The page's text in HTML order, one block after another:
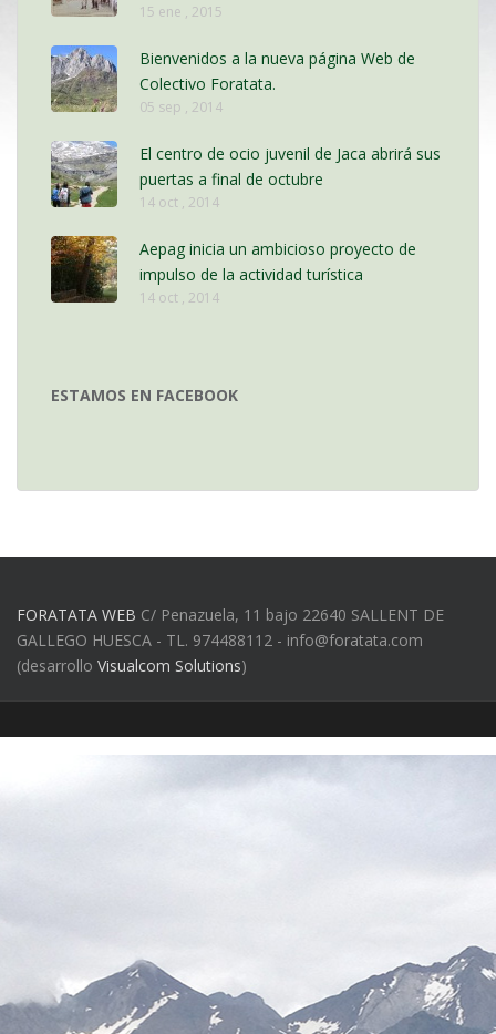
15 ene , 2015
Bienvenidos a la nueva página Web de
Colectivo Foratata.
05 sep , 2014
El centro de ocio juvenil de Jaca abrirá sus
puertas a final de octubre
14 oct , 2014
Aepag inicia un ambicioso proyecto de
impulso de la actividad turística
14 oct , 2014
ESTAMOS EN FACEBOOK
FORATATA WEB C/ Penazuela, 11 bajo 22640 SALLENT DE
GALLEGO HUESCA - TL. 974488112 - info@foratata.com
(desarrollo Visualcom Solutions)